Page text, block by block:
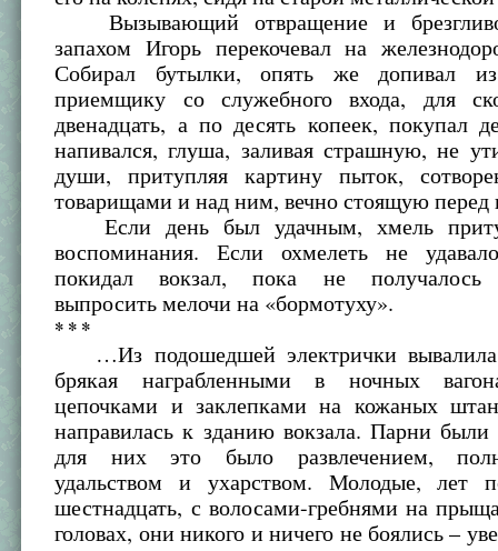
Вызывающий отвращение и
запахом Игорь перекочевал на
Собирал бутылки, опять же допивал
приемщику со служебного входа, для
двенадцать, а по десять копеек, покупал
напивался, глуша, заливая страшную, не
души, притупляя картину пыток,
товарищами и над ним, вечно стоящую перед
Если день был удачным, хмель
воспоминания. Если охмелеть не
покидал вокзал, пока не получалось
выпросить мелочи на «бормотуху».
* * *
…Из подошедшей электрички
брякая награбленными в ночных
цепочками и заклепками на кожаных
направилась к зданию вокзала. Парни
для них это было развлечением,
удальством и ухарством. Молодые, лет
шестнадцать, с волосами-гребнями на
головах, они никого и ничего не боялись –